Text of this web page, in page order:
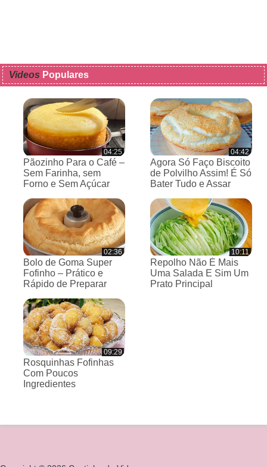
Videos Populares
04:25
Pãozinho Para o Café –
Sem Farinha, sem
Forno e Sem Açúcar
04:42
Agora Só Faço Biscoito
de Polvilho Assim! É Só
Bater Tudo e Assar
02:36
Bolo de Goma Super
Fofinho – Prático e
Rápido de Preparar
10:11
Repolho Não É Mais
Uma Salada E Sim Um
Prato Principal
09:29
Rosquinhas Fofinhas
Com Poucos
Ingredientes